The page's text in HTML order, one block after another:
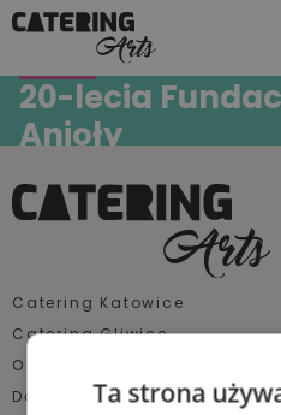
20-lecia
Anioły
realizacja cateringowa Mieliśmy
kompleksową obsługę
podczas wyjątkowego
lecia działalności Fundacji […]
Catering Katowice
Catering Gliwice
O nas
Dotacje UETa strona